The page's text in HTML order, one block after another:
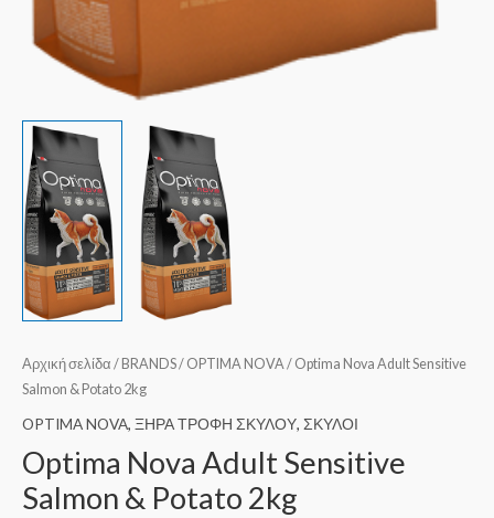
Αρχική σελίδα / BRANDS/ OPTIMA NOVA/ Optima Nova Adult Sensitive
Salmon & Potato 2kg
OPTIMA NOVA, ΞΗΡΑ ΤΡΟΦΗ ΣΚΥΛΟΥ, ΣΚΥΛΟΙ
Optima Nova Adult Sensitive
Salmon & Potato 2kg